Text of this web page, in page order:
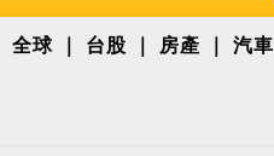
全球 台股 房產 汽車